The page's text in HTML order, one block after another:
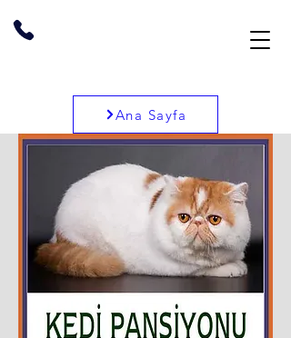
Ana Sayfa